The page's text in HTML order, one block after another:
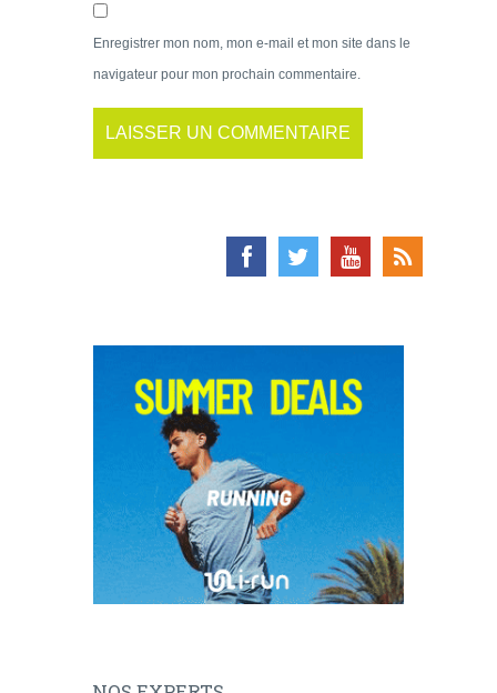
Enregistrer mon nom, mon e-mail et mon site dans le
navigateur pour mon prochain commentaire.